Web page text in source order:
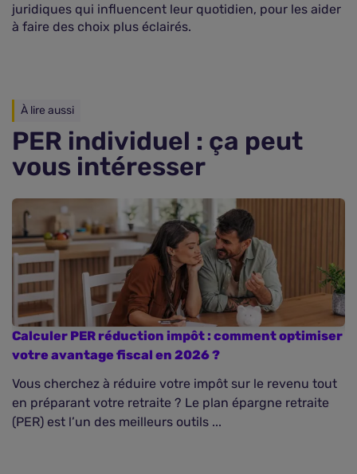
juridiques qui influencent leur quotidien, pour les aider
à faire des choix plus éclairés.
À lire aussi
PER individuel : ça peut
vous intéresser
Calculer PER réduction impôt : comment optimiser
votre avantage fiscal en 2026 ?
Vous cherchez à réduire votre impôt sur le revenu tout
en préparant votre retraite ? Le plan épargne retraite
(PER) est l’un des meilleurs outils ...
Comparer les offres PER individuel